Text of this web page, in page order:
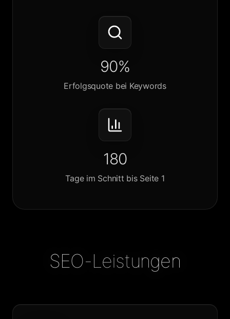
90%
Erfolgsquote bei Keywords
180
Tage im Schnitt bis Seite 1
SEO-Leistungen